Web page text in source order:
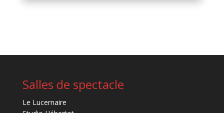
Salles de spectacle
Le Lucernaire